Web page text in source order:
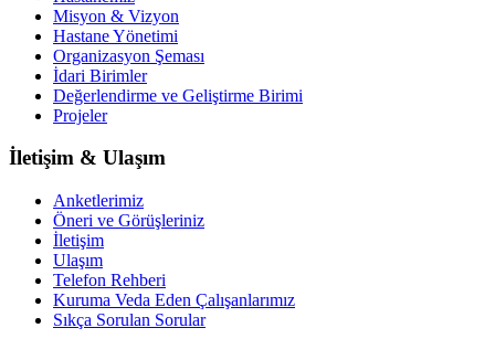
Misyon & Vizyon
Hastane Yönetimi
Organizasyon Şeması
İdari Birimler
Değerlendirme ve Geliştirme Birimi
Projeler
İletişim & Ulaşım
Anketlerimiz
Öneri ve Görüşleriniz
İletişim
Ulaşım
Telefon Rehberi
Kuruma Veda Eden Çalışanlarımız
Sıkça Sorulan Sorular